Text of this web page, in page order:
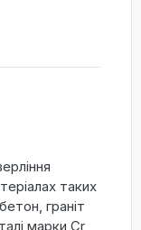
таких
граніт
марки Cr